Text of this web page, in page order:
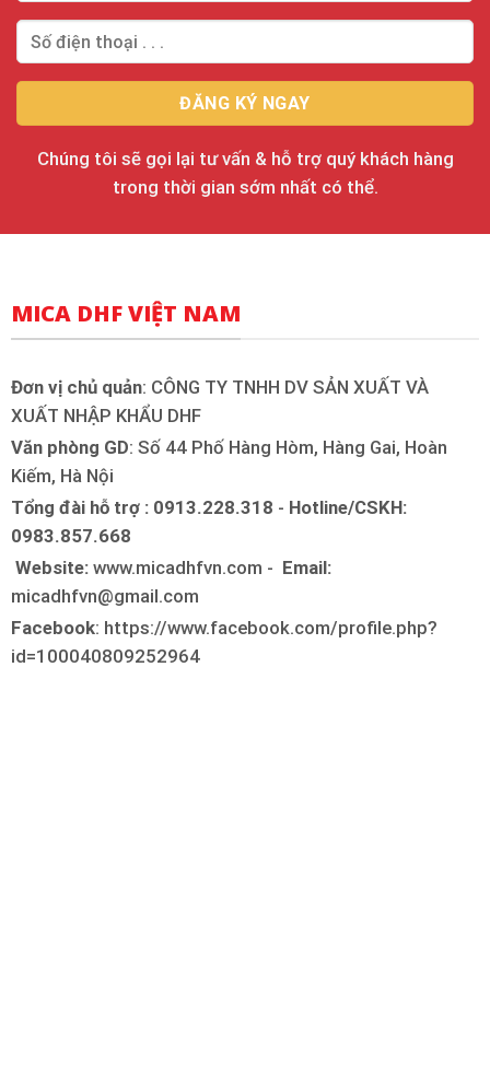
Chúng tôi sẽ gọi lại tư vấn & hỗ trợ quý khách hàng
trong thời gian sớm nhất có thể.
MICA DHF VIỆT NAM
Đơn vị chủ quản: CÔNG TY TNHH DV SẢN XUẤT VÀ
XUẤT NHẬP KHẨU DHF
Văn phòng GD: Số 44 Phố Hàng Hòm, Hàng Gai, Hoàn
Kiếm, Hà Nội
Tổng đài hỗ trợ : 0913.228.318 - Hotline/CSKH:
0983.857.668
Website: www.micadhfvn.com - Email:
micadhfvn@gmail.com
Facebook: https://www.facebook.com/profile.php?
id=100040809252964